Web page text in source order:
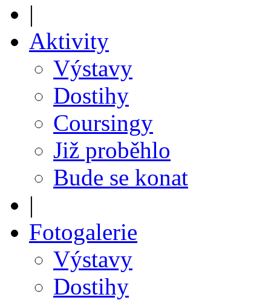
|
Aktivity
Výstavy
Dostihy
Coursingy
Již proběhlo
Bude se konat
|
Fotogalerie
Výstavy
Dostihy